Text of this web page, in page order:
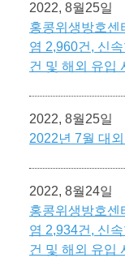
2022, 8월25일
홍콩위생방호센
염 2,960건, 신
건 및 해외 유입
2022, 8월25일
2022년 7월 대
2022, 8월24일
홍콩위생방호센
염 2,934건, 신
건 및 해외 유입